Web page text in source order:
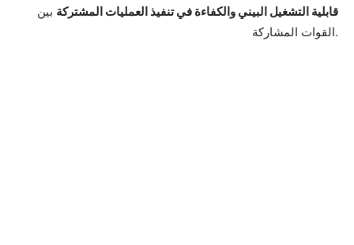
قابلية التشغيل البيني والكفاءة في تنفيذ العمليات المشتركة بين
القوات المشاركة.